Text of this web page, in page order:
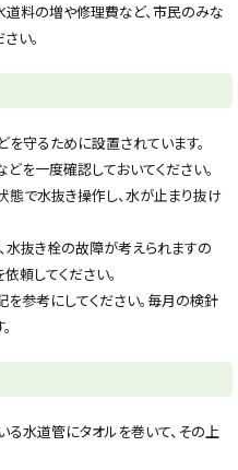
料の増や修理費など、市民のみな
い。
守るために設置されています。
を一度確認しておいてください。
態で水抜き操作し、水が止まり抜け
水抜き栓の故障が考えられますの
頼してください。
を参考にしてください。毎月の検針
る水道管にタオルを巻いて、その上